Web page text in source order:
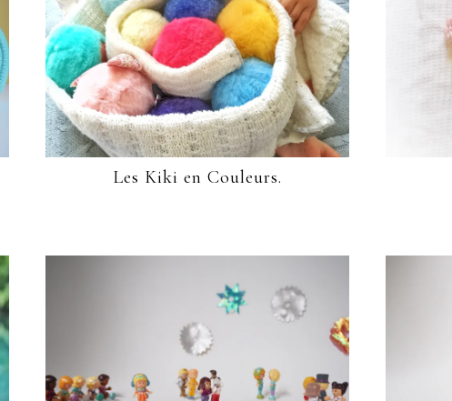
Les Kiki en Couleurs.